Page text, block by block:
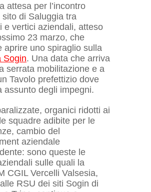
attesa per l’incontro
sito di Saluggia tra
e vertici aziendali, atteso
23 marzo, che
aprire uno spiraglio sulla
Sogin. Una data che arriva
serrata mobilitazione e a
Tavolo prefettizio dove
assunto degli impegni.
organici ridotti ai
squadre adibite per le
cambio del
aziendale
sono queste le
sulle quali la
CGIL Vercelli Valsesia,
RSU dei siti Sogin di